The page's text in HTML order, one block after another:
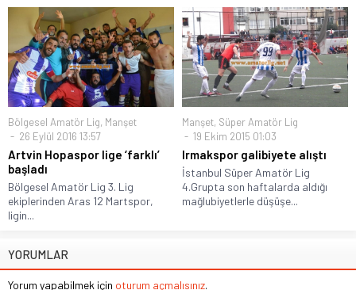
Bölgesel Amatör Lig, Manşet
26 Eylül 2016 13:57
Artvin Hopaspor lige ‘farklı’
başladı
Bölgesel Amatör Lig 3. Lig
ekiplerinden Aras 12 Martspor,
ligin...
Manşet, Süper Amatör Lig
19 Ekim 2015 01:03
Irmakspor galibiyete alıştı
İstanbul Süper Amatör Lig
4.Grupta son haftalarda aldığı
mağlubiyetlerle düşüşe...
YORUMLAR
Yorum yapabilmek için oturum açmalısınız.